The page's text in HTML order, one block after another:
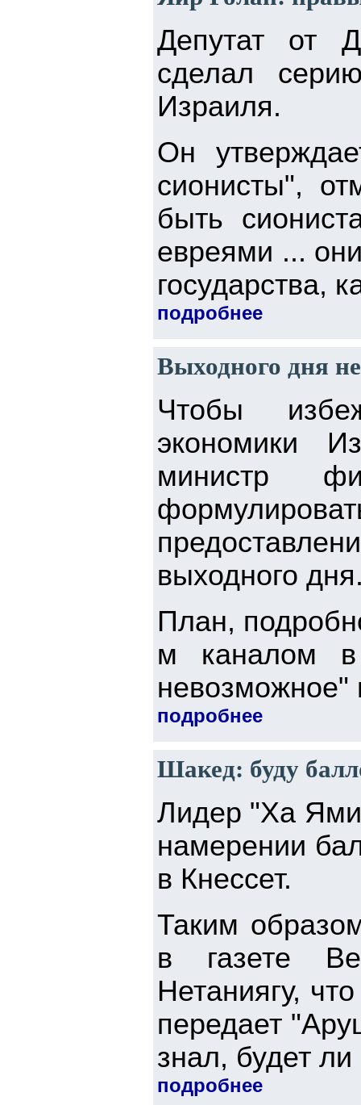
Депутат от
сделал
Израиля.
Он
сионисты",
быть
евреями ...
государства,
подробнее
Выходного дня
Чтобы
экономики
министр
выходного
План,
м каналом в
невозможное"
подробнее
Шакед: буду
Лидер "Ха
намерении
в Кнессет.
Таким
в газете
Нетаниягу,
передает
знал, будет
подробнее